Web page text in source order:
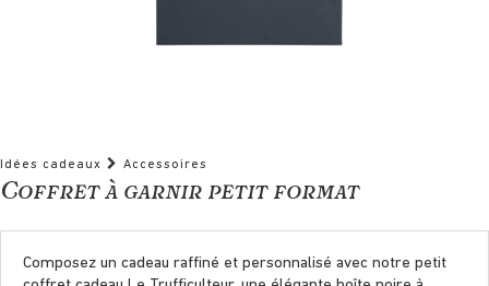
Idées cadeaux Accessoires
Coffret à garnir petit format
Composez un cadeau raffiné et personnalisé avec notre petit